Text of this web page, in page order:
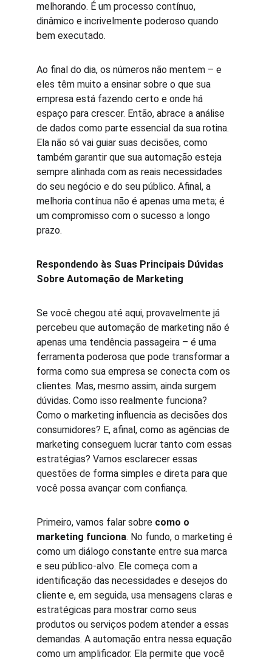
melhorando. É um processo contínuo,
dinâmico e incrivelmente poderoso quando
bem executado.
Ao final do dia, os números não mentem – e
eles têm muito a ensinar sobre o que sua
empresa está fazendo certo e onde há
espaço para crescer. Então, abrace a análise
de dados como parte essencial da sua rotina.
Ela não só vai guiar suas decisões, como
também garantir que sua automação esteja
sempre alinhada com as reais necessidades
do seu negócio e do seu público. Afinal, a
melhoria contínua não é apenas uma meta; é
um compromisso com o sucesso a longo
prazo.
Respondendo às Suas Principais Dúvidas
Sobre Automação de Marketing
Se você chegou até aqui, provavelmente já
percebeu que automação de marketing não é
apenas uma tendência passageira – é uma
ferramenta poderosa que pode transformar a
forma como sua empresa se conecta com os
clientes. Mas, mesmo assim, ainda surgem
dúvidas. Como isso realmente funciona?
Como o marketing influencia as decisões dos
consumidores? E, afinal, como as agências de
marketing conseguem lucrar tanto com essas
estratégias? Vamos esclarecer essas
questões de forma simples e direta para que
você possa avançar com confiança.
Primeiro, vamos falar sobre como o
marketing funciona. No fundo, o marketing é
como um diálogo constante entre sua marca
e seu público-alvo. Ele começa com a
identificação das necessidades e desejos do
cliente e, em seguida, usa mensagens claras e
estratégicas para mostrar como seus
produtos ou serviços podem atender a essas
demandas. A automação entra nessa equação
como um amplificador. Ela permite que você